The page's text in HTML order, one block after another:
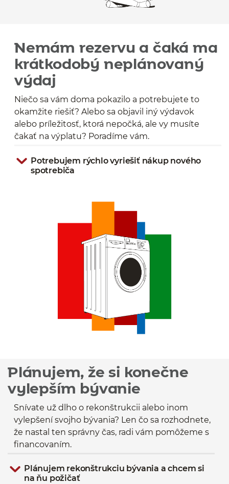
Nemám rezervu a čaká ma
krátkodobý neplánovaný
výdaj
Niečo sa vám doma pokazilo a potrebujete to
okamžite riešiť? Alebo sa objavil iný výdavok
alebo príležitosť, ktorá nepočká, ale vy musíte
čakať na výplatu? Poradíme vám.
Potrebujem rýchlo vyriešiť nákup nového
spotrebiča
Plánujem, že si konečne
vylepším bývanie
Snívate už dlho o rekonštrukcii alebo inom
vylepšení svojho bývania? Len čo sa rozhodnete,
že nastal ten správny čas, radi vám pomôžeme s
financovaním.
Plánujem rekonštrukciu bývania a chcem si
na ňu požičať